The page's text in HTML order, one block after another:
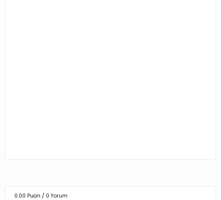
0.00 Puan / 0 Yorum